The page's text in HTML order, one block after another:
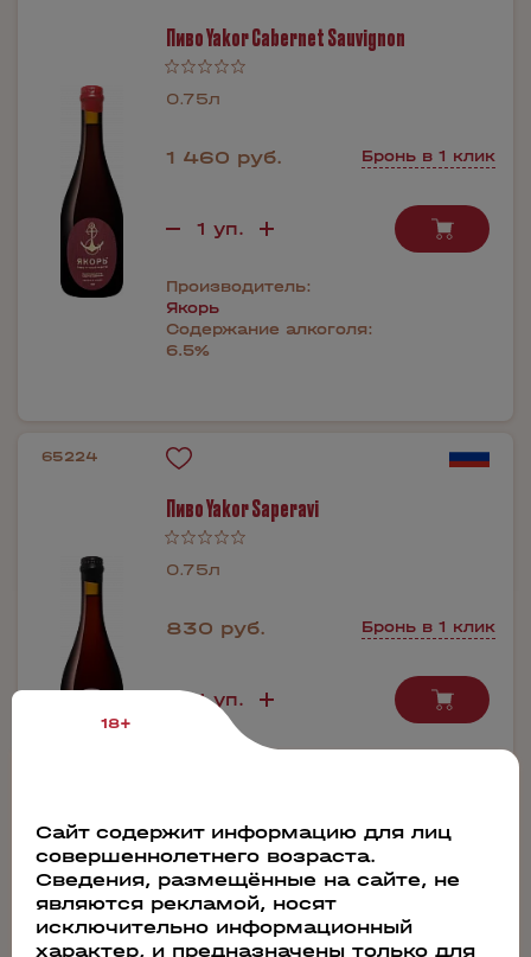
Пиво Yakor Cabernet Sauvignon
0.75л
1 460 руб. Бронь в 1 клик
Производитель:
Якорь
Содержание алкоголя:
6.5%
65224
Пиво Yakor Saperavi
0.75л
830 руб. Бронь в 1 клик
74651
18+
Сайт содержит информацию для лиц
совершеннолетнего возраста.
Сведения, размещённые на сайте, не
являются рекламой, носят
исключительно информационный
характер, и предназначены только для